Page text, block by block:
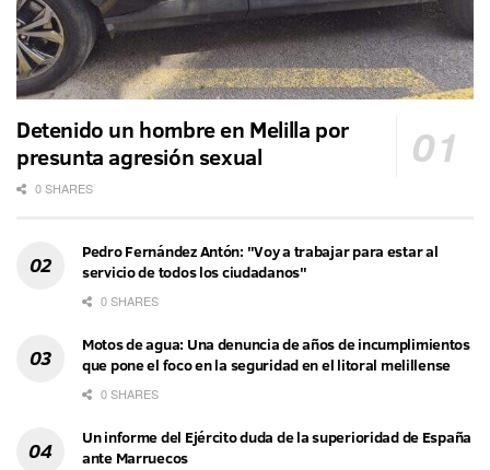
Detenido un hombre en Melilla por
presunta agresión sexual
0 SHARES
Pedro Fernández Antón: "Voy a trabajar para estar al
servicio de todos los ciudadanos"
0 SHARES
Motos de agua: Una denuncia de años de incumplimientos
que pone el foco en la seguridad en el litoral melillense
0 SHARES
Un informe del Ejército duda de la superioridad de España
ante Marruecos